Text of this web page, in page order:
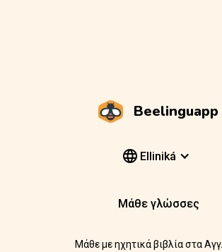
Beelinguapp
Elliniká
Μάθε γλώσσες
Μάθε με ηχητικά βιβλία στα